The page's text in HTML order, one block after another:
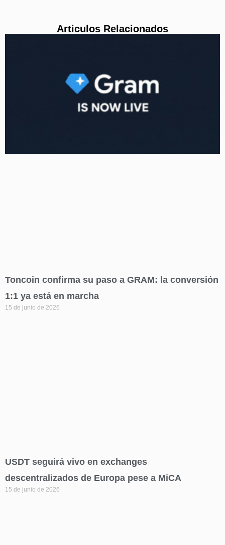
Articulos Relacionados
Toncoin confirma su paso a GRAM: la conversión
1:1 ya está en marcha
15 de junio de 2026
USDT seguirá vivo en exchanges
descentralizados de Europa pese a MiCA
15 de junio de 2026